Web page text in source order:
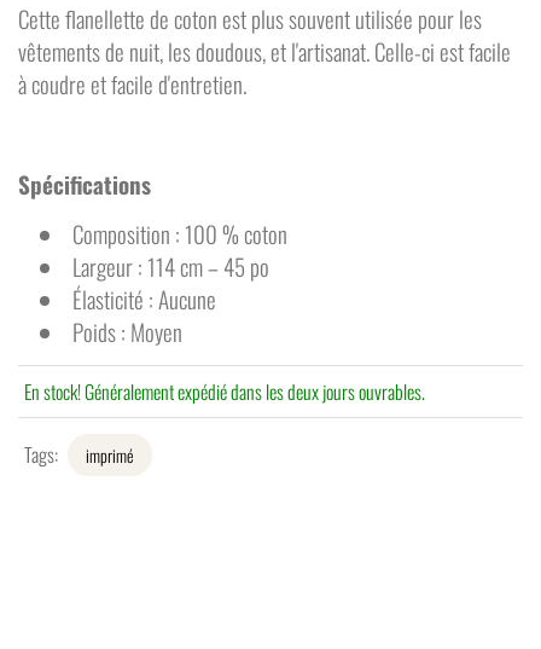
Cette flanellette de coton est plus souvent utilisée pour les
vêtements de nuit, les doudous, et l'artisanat. Celle-ci est facile
à coudre et facile d'entretien.
Spécifications
Composition : 100 % coton
Largeur : 114 cm – 45 po
Élasticité : Aucune
Poids : Moyen
En stock! Généralement expédié dans les deux jours ouvrables.
Tags: imprimé